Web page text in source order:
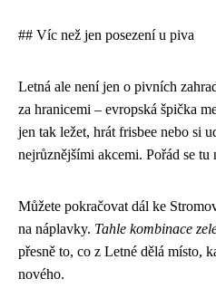
## Víc než jen posezení u piva
Letná ale není jen o pivních
za hranicemi – evropská špička
jen tak ležet, hrát frisbee nebo si
nejrůznějšími akcemi. Pořád se tu
Můžete pokračovat dál ke
na náplavky. Tahle kombinace
přesně to, co z Letné dělá místo,
nového.